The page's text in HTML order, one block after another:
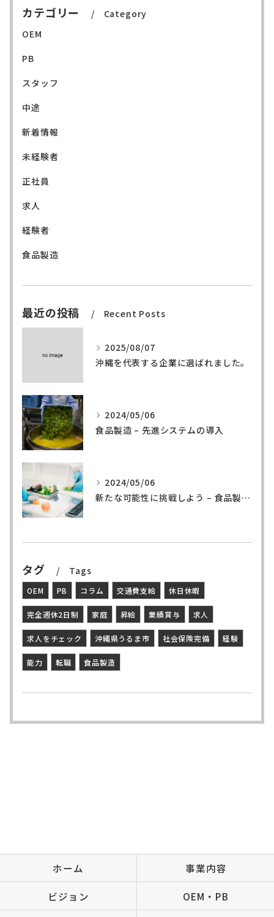
カテゴリー
Category
OEM
PB
スタッフ
中途
新着情報
未経験者
正社員
求人
経験者
食品製造
最近の投稿 Recent Posts
2025/08/07
沖縄を代表する企業に選ばれました。
2024/05/06
食品製造 – 先進システムの導入
2024/05/06
新たな可能性に挑戦しよう – 食品製造の世界へ
タグ Tags
OEM PB コラム 交通費支給 休日休暇
完全週休2日制 家庭 昇給 業績賞与 求人
求人をチェック 沖縄県うるま市 社会保険完備 経験
能力 転職 食品製造
ホーム 事業内容
ビジョン OEM・PB